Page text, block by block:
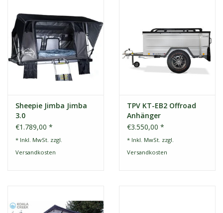
Sheepie Jimba Jimba
3.0
€1.789,00 *
* Inkl. MwSt. zzgl.
Versandkosten
TPV KT-EB2 Offroad
Anhänger
€3.550,00 *
* Inkl. MwSt. zzgl.
Versandkosten